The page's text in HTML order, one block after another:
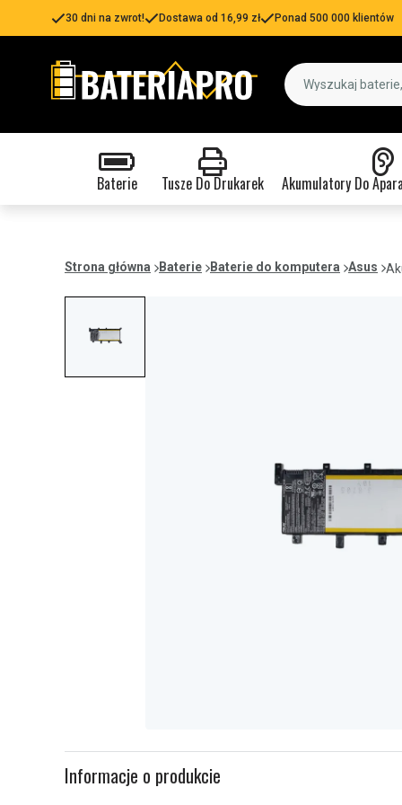
30 dni na zwrot! Dostawa od 16,99 zł Ponad 500 000 klientów
Baterie Tusze Do Drukarek Akumulatory Do
Strona główna Baterie Baterie do komputera Asus
of
Informacje o produkcie